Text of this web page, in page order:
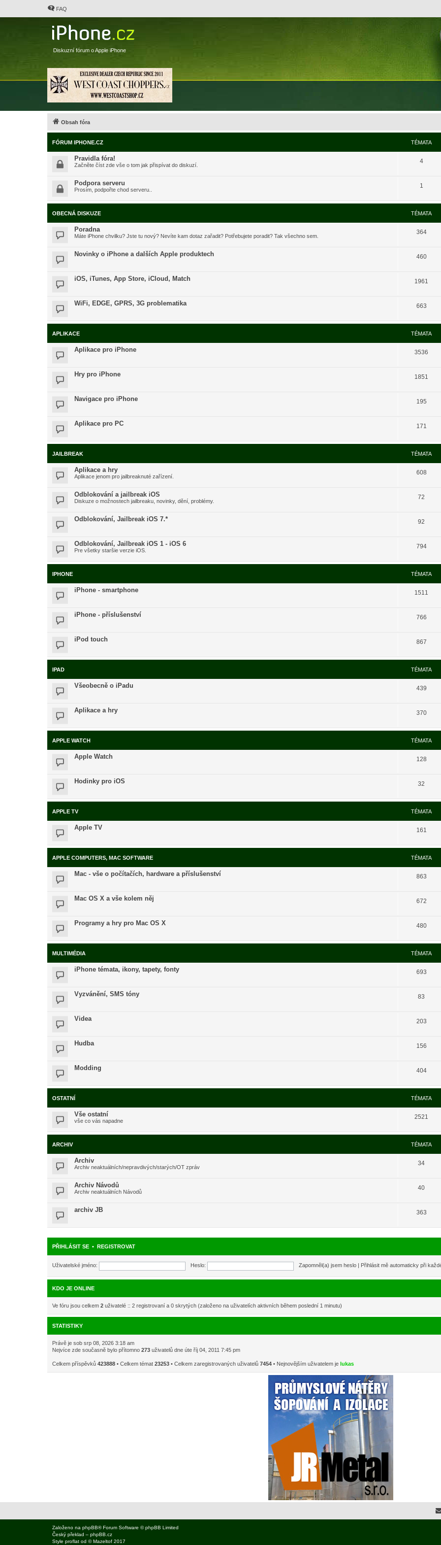
FAQ
Diskuzní fórum o Apple iPhone
Obsah fóra
FÓRUM IPHONE.CZ TÉMATA
Pravidla fóra!
Začněte číst zde vše o tom jak přispívat do diskuzí.
4
Podpora serveru
Prosím, podpořte chod serveru..
1
OBECNÁ DISKUZE TÉMATA
Poradna
Máte iPhone chvilku? Jste tu nový? Nevíte kam dotaz zařadit? Potřebujete poradit? Tak všechno sem.
364
Novinky o iPhone a dalších Apple produktech 460
iOS, iTunes, App Store, iCloud, Match 1961
WiFi, EDGE, GPRS, 3G problematika 663
APLIKACE TÉMATA
Aplikace pro iPhone 3536
Hry pro iPhone 1851
Navigace pro iPhone 195
Aplikace pro PC 171
JAILBREAK TÉMATA
Aplikace a hry
Aplikace jenom pro jailbreaknuté zařízení.
608
Odblokování a jailbreak iOS
Diskuze o možnostech jailbreaku, novinky, dění, problémy.
72
Odblokování, Jailbreak iOS 7.* 92
Odblokování, Jailbreak iOS 1 - iOS 6
Pre všetky staršie verzie iOS.
794
IPHONE TÉMATA
iPhone - smartphone 1511
iPhone - příslušenství 766
iPod touch 867
IPAD TÉMATA
Všeobecně o iPadu 439
Aplikace a hry 370
APPLE WATCH TÉMATA
Apple Watch 128
Hodinky pro iOS 32
APPLE TV TÉMATA
Apple TV 161
APPLE COMPUTERS, MAC SOFTWARE TÉMATA
Mac - vše o počítačích, hardware a příslušenství 863
Mac OS X a vše kolem něj 672
Programy a hry pro Mac OS X 480
MULTIMÉDIA TÉMATA
iPhone témata, ikony, tapety, fonty 693
Vyzvánění, SMS tóny 83
Videa 203
Hudba 156
Modding 404
OSTATNÍ TÉMATA
Vše ostatní
vše co vás napadne
2521
ARCHIV TÉMATA
Archiv
Archiv neaktuálních/nepravdivých/starých/OT zpráv
34
Archiv Návodů
Archiv neaktuálních Návodů
40
archiv JB 363
PŘIHLÁSIT SE • REGISTROVAT
Uživatelské jméno: Heslo: Zapomněl(a) jsem heslo Přihlásit mě automaticky při
KDO JE ONLINE
Ve fóru jsou celkem 2 uživatelé :: 2 registrovaní a 0 skrytých (založeno na uživatelích aktivních během poslední 1 minutu)
STATISTIKY
Právě je sob srp 08, 2026 3:18 am
Nejvíce zde současně bylo přítomno 273 uživatelů dne úte říj 04, 2011 7:45 pm
Celkem příspěvků 423888 • Celkem témat 23253 • Celkem zaregistrovaných uživatelů 7454 • Nejnovějším uživatelem je lukas
Založeno na phpBB® Forum Software © phpBB Limited
Český překlad – phpBB.cz
Style proflat od ©Mazeltof 2017